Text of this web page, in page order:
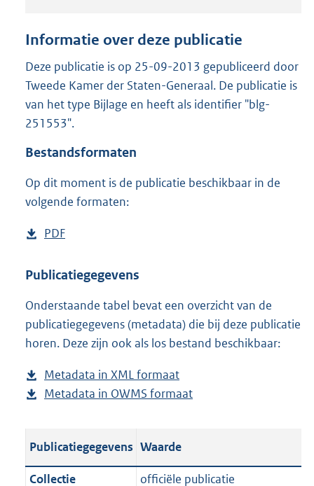
t
e
:
9
Informatie over deze publicatie
Deze publicatie is op 25-09-2013 gepubliceerd door
Tweede Kamer der Staten-Generaal. De publicatie is
van het type Bijlage en heeft als identifier "blg-
251553".
Bestandsformaten
Op dit moment is de publicatie beschikbaar in de
volgende formaten:
D
w
l
o
a
p
u
l
c
PDF
s
a
n
d
g
r
o
t
Publicatiegegevens
Onderstaande tabel bevat een overzicht van de
publicatiegegevens (metadata) die bij deze publicatie
horen. Deze zijn ook als los bestand beschikbaar:
Metadata in XML formaat
e
a
n
Metadata in OWMS formaat
a
Publicatiegegevens Waarde
Collectie
officiële publicatie